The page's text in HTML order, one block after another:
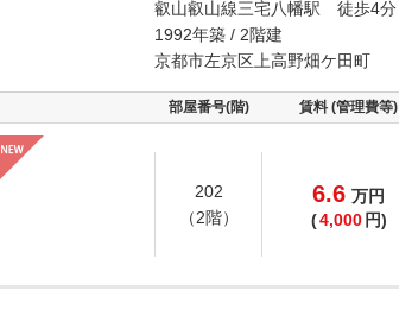
叡山叡山線三宅八幡駅 徒歩4分
1992年築 / 2階建
京都市左京区上高野畑ケ田町
部屋番号(階) 賃料 (管理費等)
202
（2階）
6.6 万円
(4,000 円)